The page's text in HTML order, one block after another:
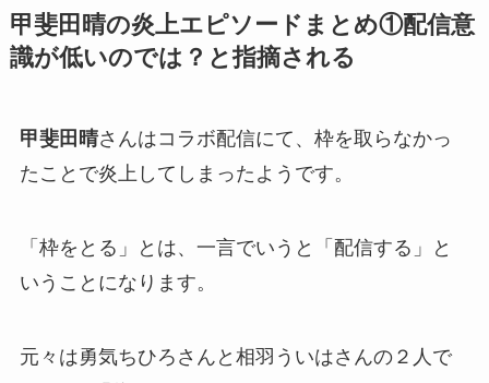
甲斐田晴の炎上エピソードまとめ①配信意
識が低いのでは？と指摘される
甲斐田晴さんはコラボ配信にて、 枠を取らなかっ
た ことで炎上してしまったようです。
「枠をとる」とは、一言でいうと「配信する」と
いうことになります。
元々は勇気ちひろさんと相羽ういはさんの２人で